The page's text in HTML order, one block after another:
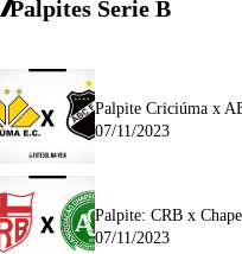
Palpites Serie B
Palpite Criciúma x
07/11/2023
Palpite: CRB x
07/11/2023